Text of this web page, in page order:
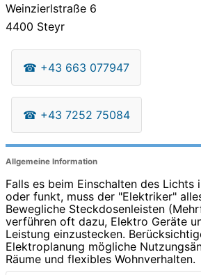
Weinzierlstraße 6
4400 Steyr
☎ +43 663 077947
☎ +43 7252 75084
Allgemeine Information
Falls es beim Einschalten des
oder funkt, muss der "Elektriker"
Bewegliche Steckdosenleisten
verführen oft dazu, Elektro Geräte
Leistung einzustecken.
Elektroplanung mögliche
Räume und flexibles Wohnverhalten.